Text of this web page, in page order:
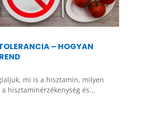
– HOGYAN
mi is a hisztamin, milyen
hisztaminérzékenység és...